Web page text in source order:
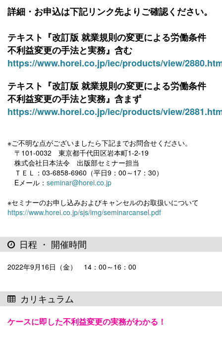
詳細・お申込は下記リンク先よりご確認ください。
テキスト 『改訂版 就業規則の変更による労働条件
不利益変更の手法と実務』含む
https://www.horei.co.jp/iec/products/view/
テキスト『改訂版 就業規則の変更による労働条件
不利益変更の手法と実務』含まず
https://www.horei.co.jp/iec/products/view/
※ご不明な点がございましたら下記までお問合せください。
〒101-0032 東京都千代田区岩本町1-2-19
株式会社日本法令 出版部セミナー担当
ＴＥＬ：03-6858-6960（平日9：00～17：30）
Eメール： seminar@horei.co.jp
※セミナーのお申し込みおよびキャンセルのお取扱いについて
https://www.horei.co.jp/sjs/img/seminarcansel.pdf
日程 ・ 開催時間
2022年9月16日（金） 14：00～16：00
カリキュラム
ケースに即した不利益変更の実務がわかる！